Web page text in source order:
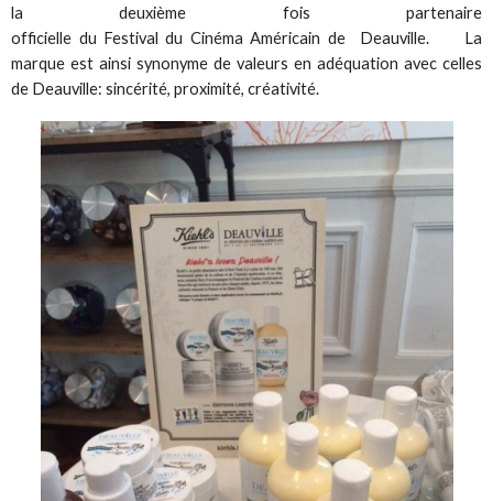
la deuxième fois partenaire
officielle du Festival du Cinéma Américain de Deauville. La
marque est ainsi synonyme de valeurs en adéquation avec celles
de Deauville: sincérité, proximité, créativité.